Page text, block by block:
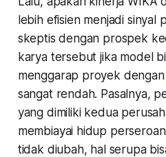
lebih efisien menjadi sinyal
skeptis dengan prospek
karya tersebut jika model
menggarap proyek
sangat rendah. Pasalnya,
yang dimiliki kedua
membiayai hidup
tidak diubah, hal serupa